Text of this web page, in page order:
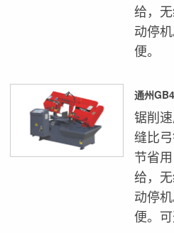
给，
动停
便。
通州
锯削
缝比
节省
给，
动停
便。可